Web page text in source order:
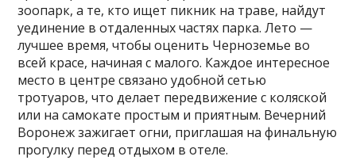
зоопарк, а те, кто ищет пикник на траве, найдут
уединение в отдаленных частях парка. Лето —
лучшее время, чтобы оценить Черноземье во
всей красе, начиная с малого. Каждое интересное
место в центре связано удобной сетью
тротуаров, что делает передвижение с коляской
или на самокате простым и приятным. Вечерний
Воронеж зажигает огни, приглашая на финальную
прогулку перед отдыхом в отеле.